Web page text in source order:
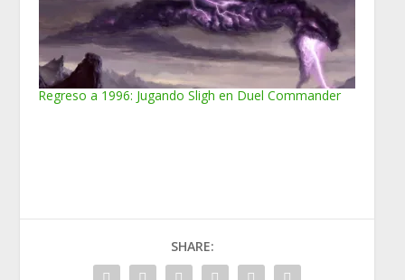
Regreso a 1996: Jugando Sligh en Duel Commander
SHARE: